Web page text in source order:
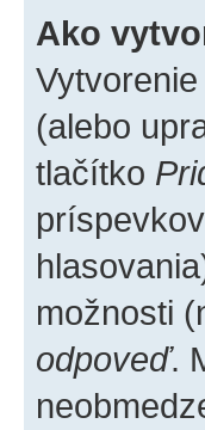
Ako
(alebo
tlačítko
možnosti
odpoveď.